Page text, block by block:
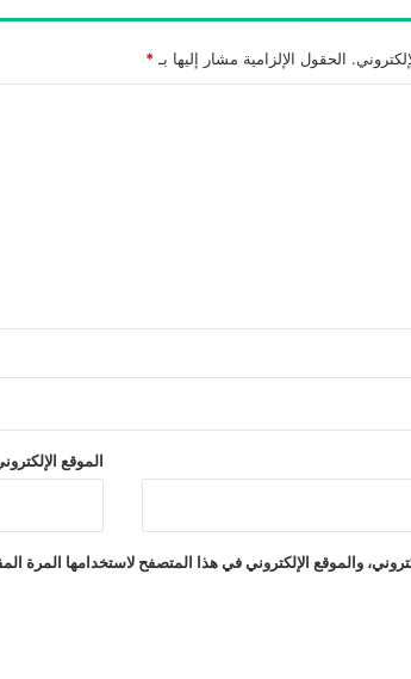
الحقول الإلزامية مشار إليها بـ *
الموقع
والموقع الإلكتروني في هذا المتصفح لاستخدامها المرة